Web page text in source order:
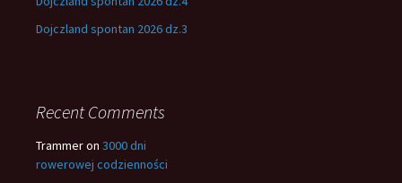
Dojczland spontan 2026 dz.3
Recent Comments
Trammeron 3000 dni
rowerowej codzienności